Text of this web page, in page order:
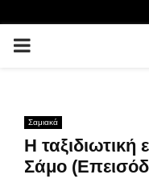
PRIMARY
Σαμιακά
Η
Σάμο